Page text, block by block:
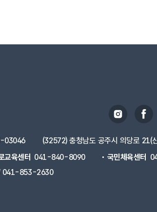
(32572) 충청남도 공주시 의당로 21(
교육센터 041-840-8090 국민체육센터
041-853-2630